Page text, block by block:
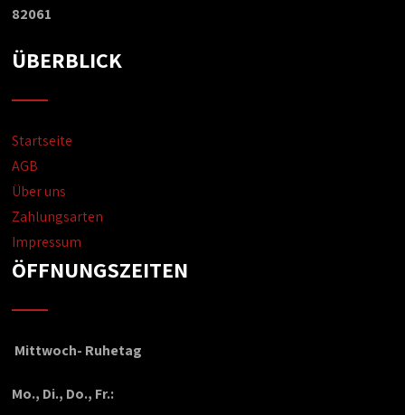
82061
ÜBERBLICK
Startseite
AGB
Über uns
Zahlungsarten
Impressum
ÖFFNUNGSZEITEN
Mittwoch- Ruhetag
Mo., Di., Do., Fr.: